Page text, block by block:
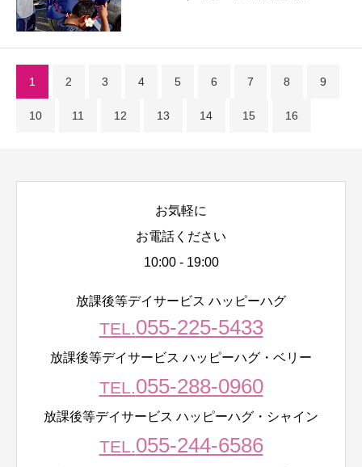
1 2 3 4 5 6 7 8 9
10 11 12 13 14 15 16
お気軽に
お電話ください
10:00 - 19:00
放課後等デイサービス ハッピーハグ
TEL.055-225-5433
放課後等デイサービス ハッピーハグ・ベリー
TEL.055-288-0960
放課後等デイサービス ハッピーハグ・シャイン
TEL.055-244-6586